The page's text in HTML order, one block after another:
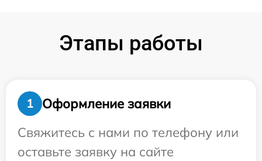
Этапы работы
1
Оформление заявки
Свяжитесь с нами по телефону или
оставьте заявку на сайте